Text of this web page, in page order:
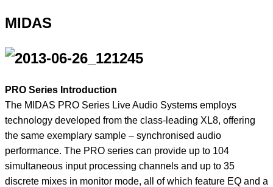
MIDAS
PRO Series Introduction
The MIDAS PRO Series Live Audio Systems employs
technology developed from the class-leading XL8, offering
the same exemplary sample – synchronised audio
performance. The PRO series can provide up to 104
simultaneous input processing channels and up to 35
discrete mixes in monitor mode, all of which feature EQ and a